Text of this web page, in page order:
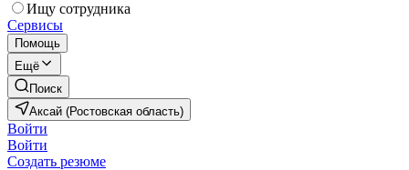
Ищу сотрудника
Сервисы
Помощь
Ещё
Поиск
Аксай (Ростовская область)
Войти
Войти
Создать резюме